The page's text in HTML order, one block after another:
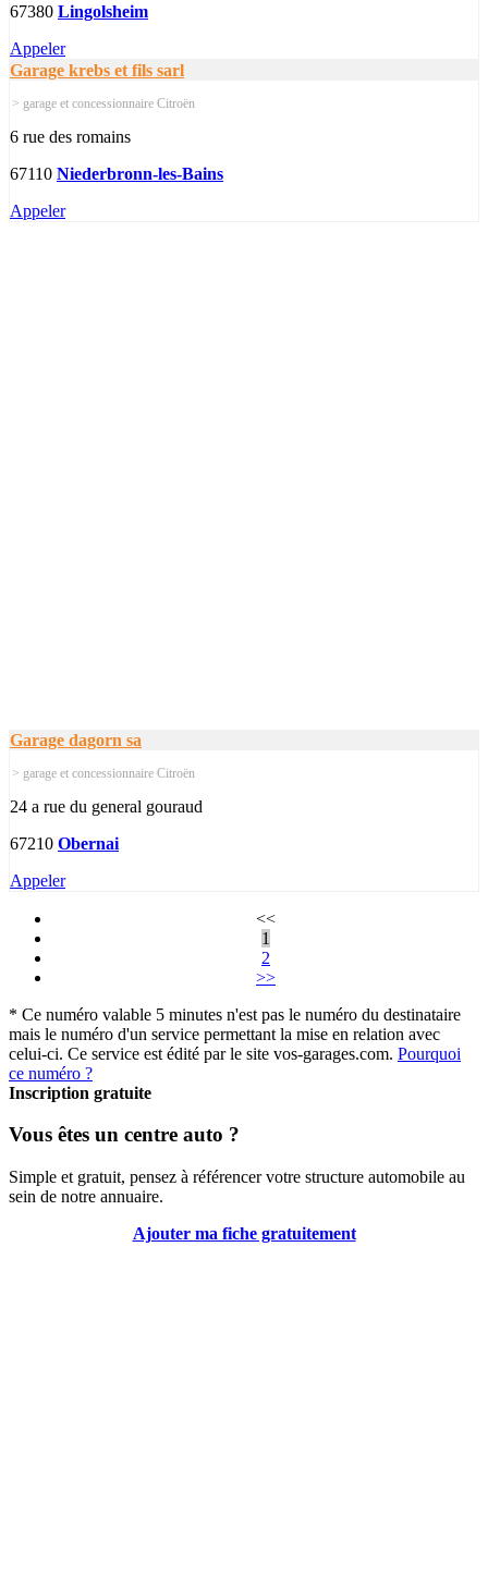
67380 Lingolsheim
Appeler
Garage krebs et fils sarl
> garage et concessionnaire Citroën
6 rue des romains
67110 Niederbronn-les-Bains
Appeler
Garage dagorn sa
> garage et concessionnaire Citroën
24 a rue du general gouraud
67210 Obernai
Appeler
<<
1
2
>>
* Ce numéro valable 5 minutes n'est pas le numéro du destinataire
mais le numéro d'un service permettant la mise en relation avec
celui-ci. Ce service est édité par le site vos-garages.com. Pourquoi
ce numéro ?
Inscription gratuite
Vous êtes un centre auto ?
Simple et gratuit, pensez à référencer votre structure automobile au
sein de notre annuaire.
Ajouter ma fiche gratuitement